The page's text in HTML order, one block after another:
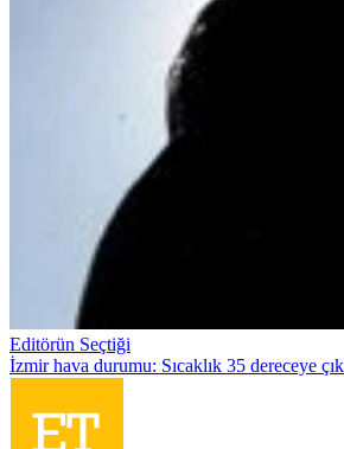
Editörün Seçtiği
İzmir hava durumu: Sıcaklık 35 dereceye